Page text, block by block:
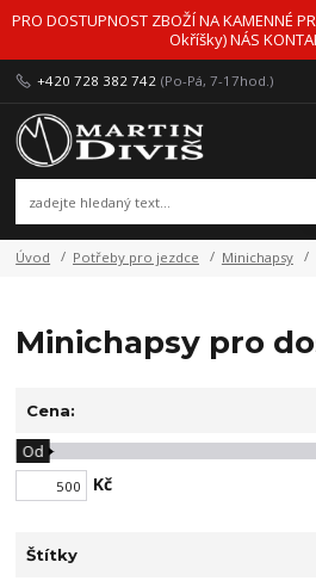
PRO DOSTUPNOST ZBOŽÍ NA KAMENNÉ
Okříšky) NÁS
+420 728 382 742 (Po-Pá, 7-17hod.)
Úvod Potřeby pro jezdce Minichapsy
Minichapsy pro
Cena:
Kč
Od
Štítky